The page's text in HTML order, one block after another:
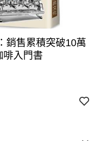
銷售累積突破10萬
啡入門書